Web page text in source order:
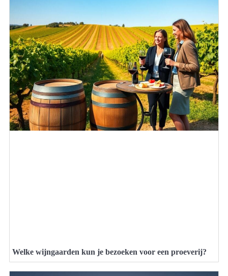
Welke wijngaarden kun je bezoeken voor een proeverij?